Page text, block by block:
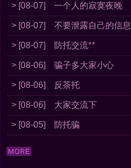
> [08-07] 一个人的寂寞夜晚
> [08-07] 不要泄露自己的信息
> [08-07]
防托交流**
> [08-06] 骗子多大家小心
> [08-06] 反茶托
> [08-06] 大家交流下
> [08-05]
防托骗